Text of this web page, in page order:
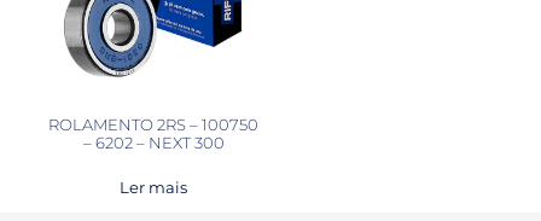
ROLAMENTO 2RS – 100750
– 6202 – NEXT 300
Ler mais